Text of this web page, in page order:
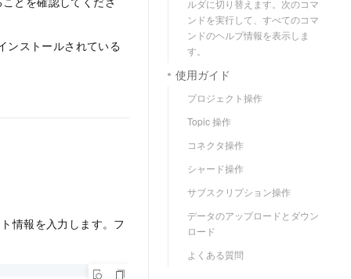
ンストールされている
情報を入力します。フ
ルダに切り替えます。次のコマ
ンドを実行して、すべてのコマ
ンドのヘルプ情報を表示しま
す。
使用ガイド
プロジェクト操作
Topic 操作
コネクタ操作
シャード操作
サブスクリプション操作
データのアップロードとダウン
ロード
よくある質問